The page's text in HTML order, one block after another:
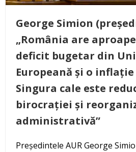
George Simion
„România are
deficit bugetar din
Europeană și o inflație
Singura cale este
birocrației și
administrativă”
Președintele AUR George